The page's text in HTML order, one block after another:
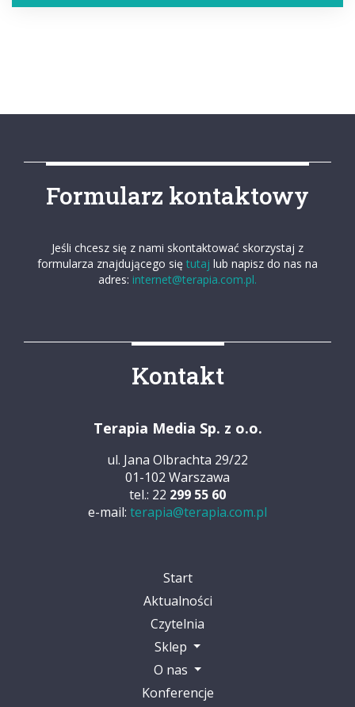
Formularz kontaktowy
Jeśli chcesz się z nami skontaktować skorzystaj z
formularza znajdującego się tutaj lub napisz do nas na
adres: internet@terapia.com.pl.
Kontakt
Terapia Media Sp. z o.o.
ul. Jana Olbrachta 29/22
01-102 Warszawa
tel.: 22 299 55 60
e-mail: terapia@terapia.com.pl
Start
Aktualności
Czytelnia
Sklep
O nas
Konferencje